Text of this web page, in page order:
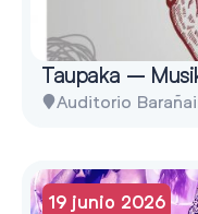
Taupaka –
Auditorio
19 junio 2026